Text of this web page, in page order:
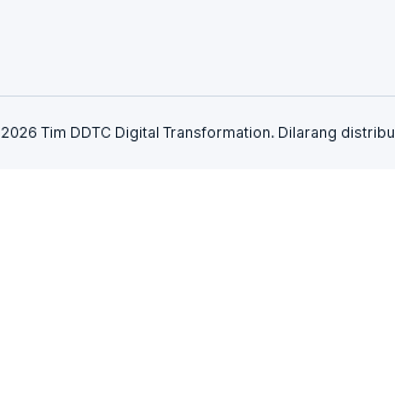
2026 Tim DDTC Digital Transformation. Dilarang